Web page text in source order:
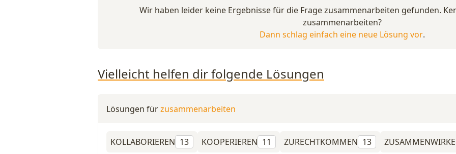
Wir haben leider keine Ergebnisse für die Frage zusammenarbeiten gefunden.
zusammenarbeiten?
Dann schlag einfach eine neue Lösung vor.
Vielleicht helfen dir folgende Lösungen
Lösungen fürzusammenarbeiten
KOLLABORIEREN 13 KOOPERIEREN 11 ZURECHTKOMMEN 13